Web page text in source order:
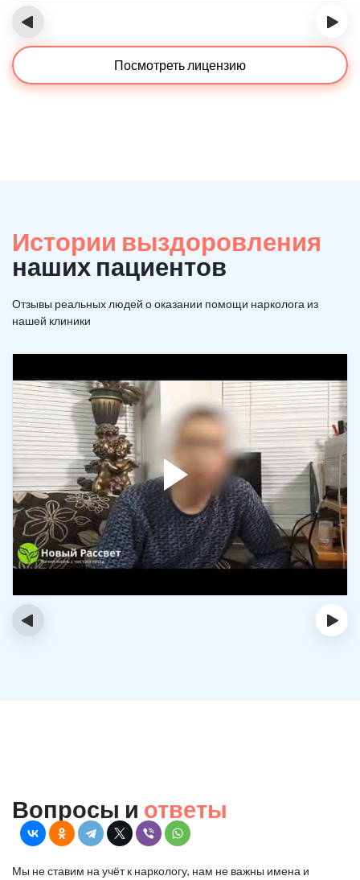
‹ ›
Посмотреть лицензию
Истории выздоровления
наших пациентов
Отзывы реальных людей о оказании помощи нарколога из
нашей клиники
‹ ›
Вопросы и ответы
Мы не ставим на учёт к наркологу, нам не важны имена и